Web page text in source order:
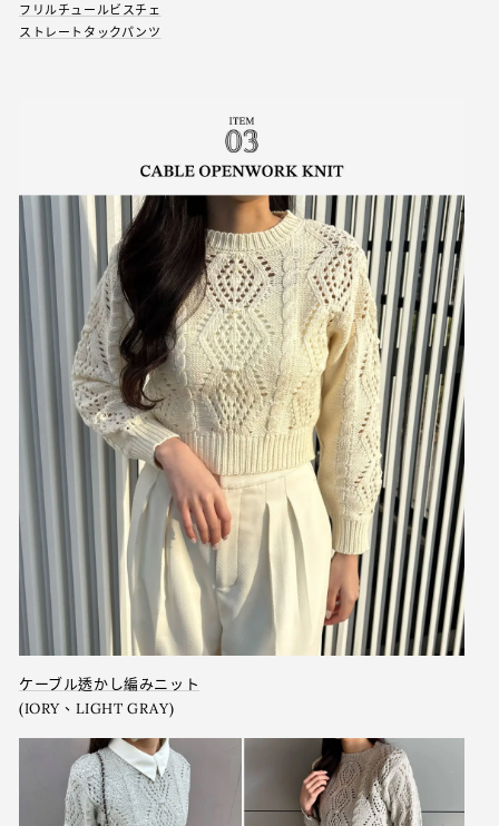
フリルチュールビスチェ
ストレートタックパンツ
ケーブル透かし編みニット
(IORY、LIGHT GRAY)